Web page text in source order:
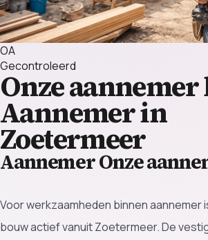
OA
Gecontroleerd
Onze
Aannemer in
Zoetermeer
Aannemer Onze
Voor werkzaamheden binnen aannemer
bouw actief vanuit Zoetermeer. De